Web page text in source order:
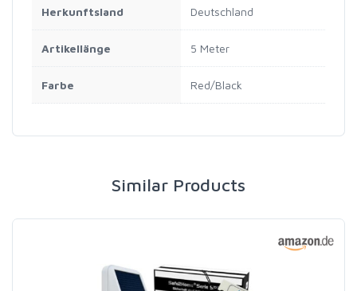
Herkunftsland Deutschland
Artikellänge 5 Meter
Farbe Red/Black
Similar Products